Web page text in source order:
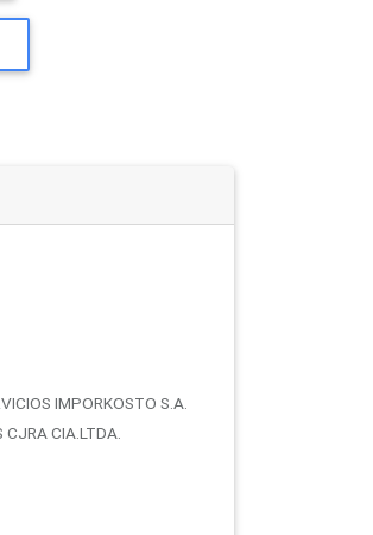
IMPORKOSTO S.A.
CJRA CIA.LTDA.